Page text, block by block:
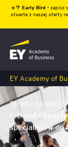
☀️🌴 Early Bird – zapisz
otwarte z naszej oferty
EY Academy of
Strona główna
Dzień
specjalistów do